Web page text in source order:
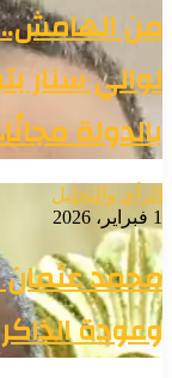
من
لوالي سنار
بالدولة
الرأي والتحليل
1 فبراير، 2026
محمد عثمان
وعودة